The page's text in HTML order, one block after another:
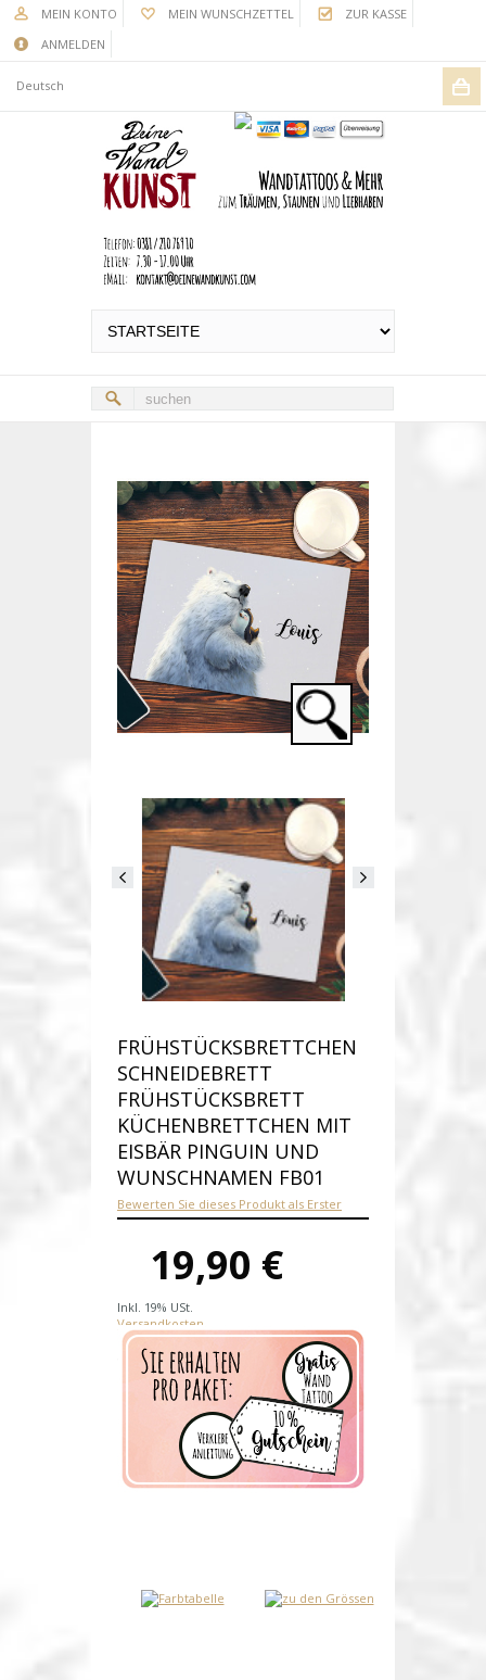
MEIN KONTO MEIN WUNSCHZETTEL
ZUR KASSE
ANMELDEN
Deutsch
FRÜHSTÜCKSBRETTCHEN
SCHNEIDEBRETT
FRÜHSTÜCKSBRETT
KÜCHENBRETTCHEN MIT
EISBÄR PINGUIN UND
WUNSCHNAMEN FB01
Bewerten Sie dieses Produkt als Erster
19,90 €
Inkl. 19% USt.
Versandkosten
Produktnummer:
Verfügbarkeit: Auf Lager
Lieferzeit: 1-2 Werktage nach
Zahlungseingang